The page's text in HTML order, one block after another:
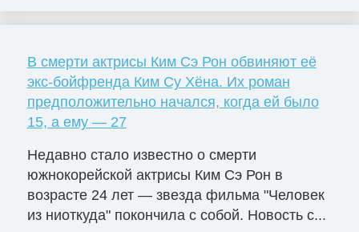
В смерти актрисы Ким Сэ Рон обвиняют её
экс-бойфренда Ким Су Хёна. Их роман
предположительно начался, когда ей было
15, а ему — 27
Недавно стало известно о смерти
южнокорейской актрисы Ким Сэ Рон в
возрасте 24 лет — звезда фильма "Человек
из ниоткуда" покончила с собой. Новость с...